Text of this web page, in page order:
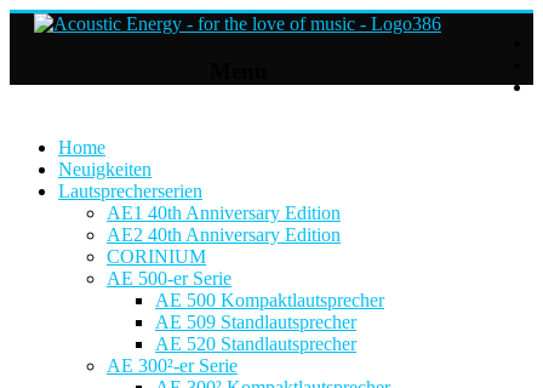
Home
Neuigkeiten
Lautsprecherserien
AE1 40th Anniversary Edition
AE2 40th Anniversary Edition
CORINIUM
AE 500-er Serie
AE 500 Kompaktlautsprecher
AE 509 Standlautsprecher
AE 520 Standlautsprecher
AE 300²-er Serie
Lautsprecher